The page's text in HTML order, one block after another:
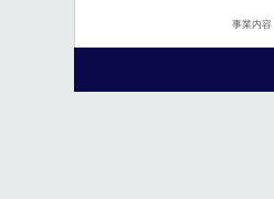
事業内容